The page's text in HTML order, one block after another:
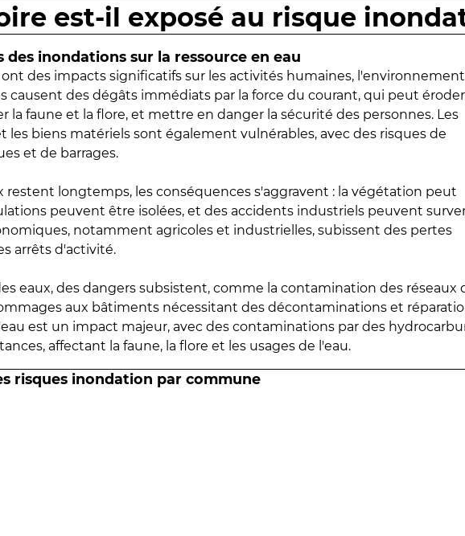
est-il exposé au risque
des inondations sur la ressource en eau
des impacts significatifs sur les activités humaines,
causent des dégâts immédiats par la force du courant, qui peut
la faune et la flore, et mettre en danger la sécurité des personnes. Les
les biens matériels sont également vulnérables, avec des risques de
et de barrages.
restent longtemps, les conséquences s'aggravent : la végétation peut
peuvent être isolées, et des accidents industriels peuvent
notamment agricoles et industrielles, subissent des pertes
arrêts d'activité.
eaux, des dangers subsistent, comme la contamination des réseaux
aux bâtiments nécessitant des décontaminations et
est un impact majeur, avec des contaminations par des
affectant la faune, la flore et les usages de l'eau.
risques inondation par commune